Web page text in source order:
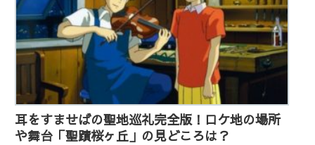
耳をすませばの聖地巡礼完全版！ロケ地の場所
や舞台「聖蹟桜ヶ丘」の見どころは？